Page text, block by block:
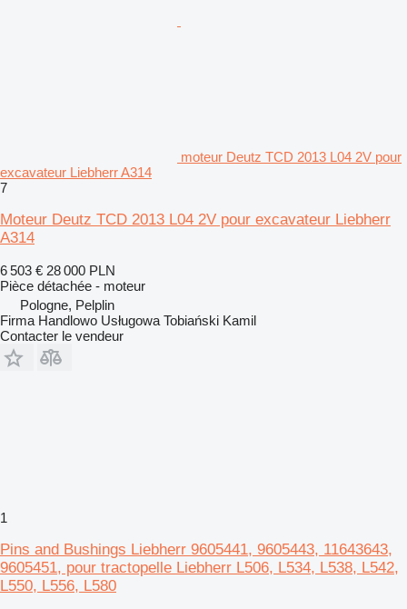
moteur Deutz TCD 2013 L04 2V pour
excavateur Liebherr A314
7
Moteur Deutz TCD 2013 L04 2V pour excavateur Liebherr
A314
6 503 € 28 000 PLN
Pièce détachée - moteur
Pologne, Pelplin
Firma Handlowo Usługowa Tobiański Kamil
Contacter le vendeur
1
Pins and Bushings Liebherr 9605441, 9605443, 11643643,
9605451, pour tractopelle Liebherr L506, L534, L538, L542,
L550, L556, L580